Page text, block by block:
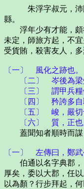
朱浮字叔元，沛國
縣。
浮年少有才能，頗欲
未定，師旅方起，不
受貨賄，殺害友人，
〔一〕 風化之跡也。
〔二〕 岑後為梁
〔三〕 謂甲兵糧儲
〔四〕 矜誇多自
〔五〕 峻，嚴切也
〔六〕 質，正也
蓋聞知者順時而謀，
〔一〕 左傳曰，鄭
伯通以名字典郡，〔
厚矣，委以大郡，任
以為顏？行步拜起，